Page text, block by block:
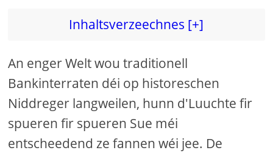
Inhaltsverzeechnes [+]
An enger Welt wou traditionell
Bankinterraten déi op historeschen
Niddreger langweilen, hunn d'Luuchte fir
spueren fir spueren Sue méi
entscheedend ze fannen wéi jee. De